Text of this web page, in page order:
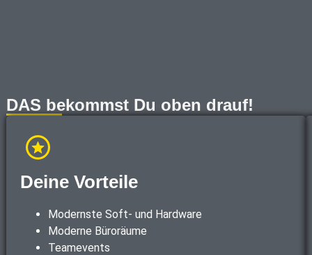
DAS bekommst Du oben drauf!
Deine Vorteile
Modernste Soft- und Hardware
Moderne Büroräume
Teamevents